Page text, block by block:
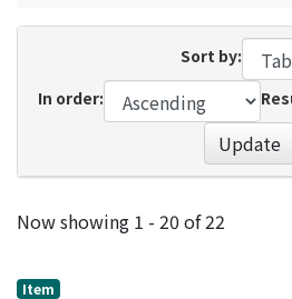
Sort by:
In order:
Update
Recent Submissions
Now showing 1 - 20 of 22
Item